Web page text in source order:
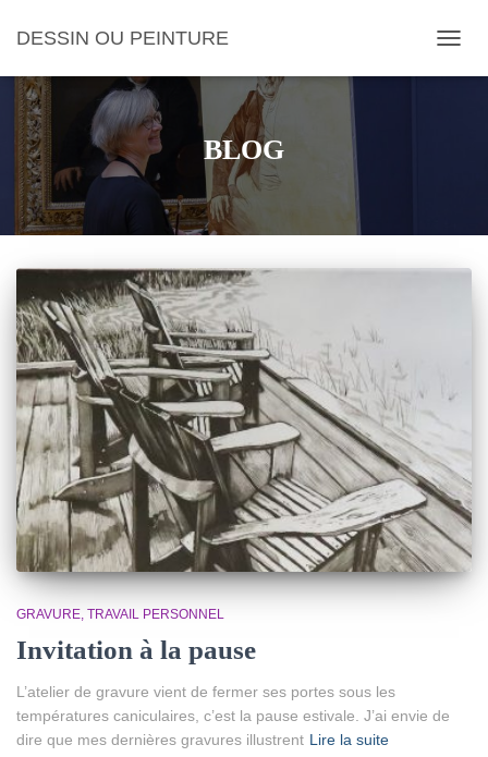
DESSIN OU PEINTURE
BLOG
GRAVURE TRAVAIL PERSONNEL
Invitation à la pause
L’atelier de gravure vient de fermer ses portes sous les
températures caniculaires, c’est la pause estivale. J’ai envie de
dire que mes dernières gravures illustrent Lire la suite